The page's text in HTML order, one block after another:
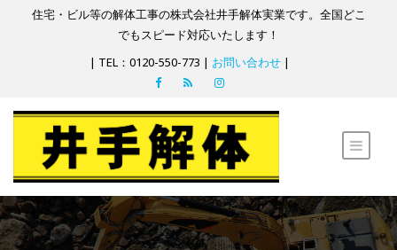
住宅・ビル等の解体工事の株式会社井手解体実業です。全国どこ
でもスピード対応いたします！
| TEL：0120-550-773 | お問い合わせ |